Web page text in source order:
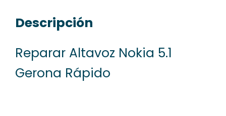
Descripción
Reparar Altavoz Nokia 5.1
Gerona Rápido